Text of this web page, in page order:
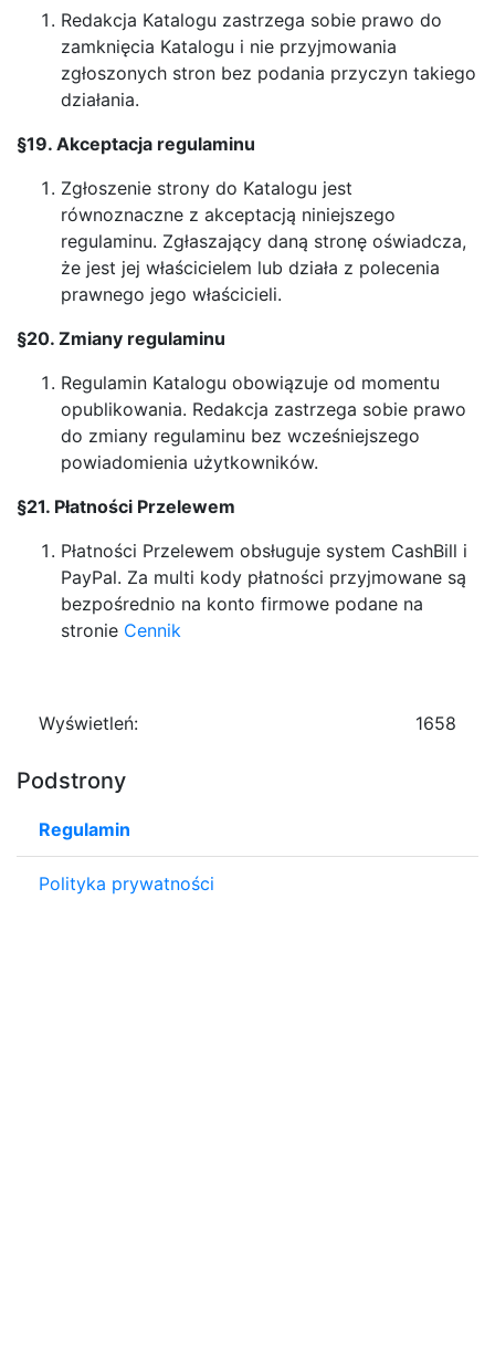
Redakcja Katalogu zastrzega sobie prawo do
zamknięcia Katalogu i nie przyjmowania
zgłoszonych stron bez podania przyczyn takiego
działania.
§19. Akceptacja regulaminu
Zgłoszenie strony do Katalogu jest
równoznaczne z akceptacją niniejszego
regulaminu. Zgłaszający daną stronę oświadcza,
że jest jej właścicielem lub działa z polecenia
prawnego jego właścicieli.
§20. Zmiany regulaminu
Regulamin Katalogu obowiązuje od momentu
opublikowania. Redakcja zastrzega sobie prawo
do zmiany regulaminu bez wcześniejszego
powiadomienia użytkowników.
§21. Płatności Przelewem
Płatności Przelewem obsługuje system CashBill i
PayPal. Za multi kody płatności przyjmowane są
bezpośrednio na konto firmowe podane na
stronie Cennik
Wyświetleń: 1658
Podstrony
Regulamin
Polityka prywatności